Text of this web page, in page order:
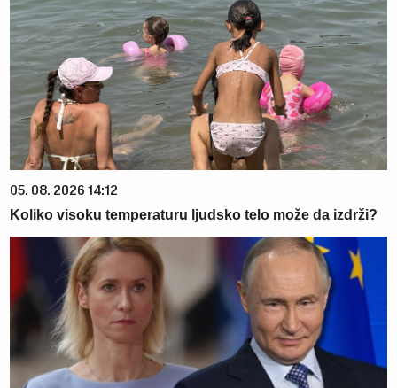
05. 08. 2026 14:12
Koliko visoku temperaturu ljudsko telo može da izdrži?